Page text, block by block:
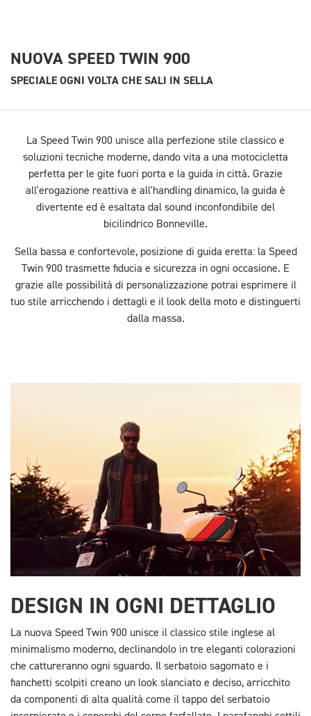
NUOVA SPEED TWIN 900
SPECIALE OGNI VOLTA CHE SALI IN SELLA
La Speed Twin 900 unisce alla perfezione stile classico e
soluzioni tecniche moderne, dando vita a una motocicletta
perfetta per le gite fuori porta e la guida in città. Grazie
all'erogazione reattiva e all'handling dinamico, la guida è
divertente ed è esaltata dal sound inconfondibile del
bicilindrico Bonneville.
Sella bassa e confortevole, posizione di guida eretta: la Speed
Twin 900 trasmette fiducia e sicurezza in ogni occasione. E
grazie alle possibilità di personalizzazione potrai esprimere il
tuo stile arricchendo i dettagli e il look della moto e distinguerti
dalla massa.
DESIGN IN OGNI DETTAGLIO
La nuova Speed Twin 900 unisce il classico stile inglese al
minimalismo moderno, declinandolo in tre eleganti colorazioni
che cattureranno ogni sguardo. Il serbatoio sagomato e i
fianchetti scolpiti creano un look slanciato e deciso, arricchito
da componenti di alta qualità come il tappo del serbatoio